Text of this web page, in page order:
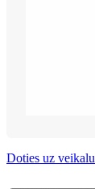
Doties uz veikalu